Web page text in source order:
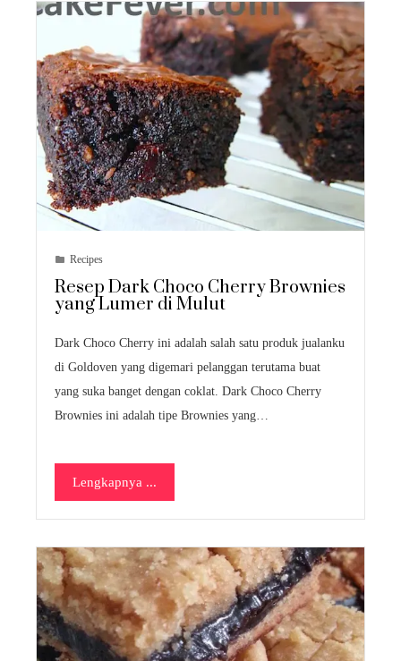
Recipes
Resep Dark Choco Cherry Brownies
yang Lumer di Mulut
Dark Choco Cherry ini adalah salah satu produk jualanku
di Goldoven yang digemari pelanggan terutama buat
yang suka banget dengan coklat. Dark Choco Cherry
Brownies ini adalah tipe Brownies yang…
Lengkapnya ...